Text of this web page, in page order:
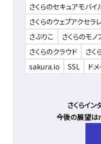
さくらのセキュアモバイ
さくらのウェブアクセラ
さぶりこ
さくらのモノ
さくらのクラウド
さく
sakura.io
SSL ド
さくらイン
今後の展望は